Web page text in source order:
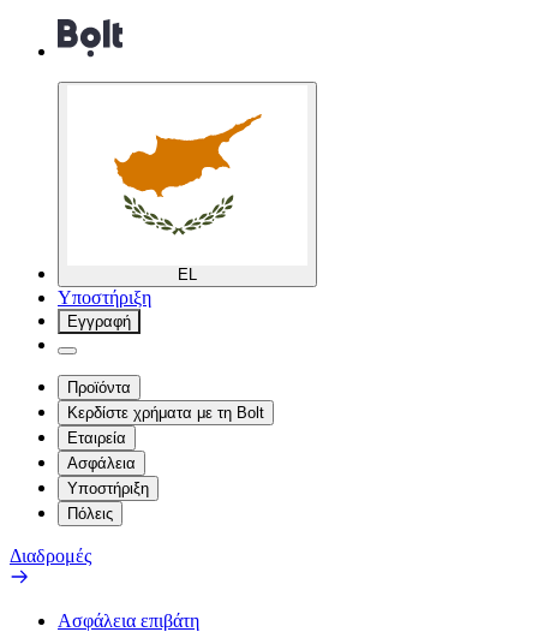
EL
Υποστήριξη
Εγγραφή
Προϊόντα
Κερδίστε χρήματα με τη Bolt
Εταιρεία
Ασφάλεια
Υποστήριξη
Πόλεις
Διαδρομές
Ασφάλεια επιβάτη